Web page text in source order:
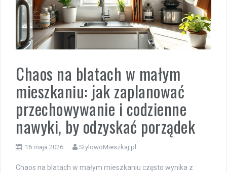
Chaos na blatach w małym
mieszkaniu: jak zaplanować
przechowywanie i codzienne
nawyki, by odzyskać porządek
16 maja 2026 StylowoMieszkaj.pl
Chaos na blatach w małym mieszkaniu często wynika z